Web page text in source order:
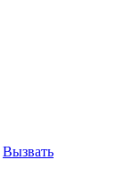
Вызвать